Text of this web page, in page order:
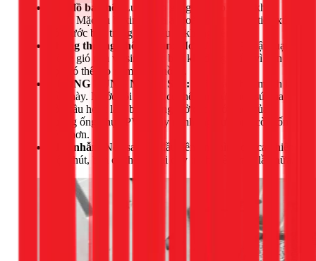
Đeo đồ bảo hộ:
Luôn đeo găng tay cao su và khẩu
trang. Mặc dù baking soda an toàn nhưng việc tiếp xúc
với nước bẩn trong bồn cầu là không nên.
Thông thoáng không gian:
Mở cửa sổ hoặc bật quạt
thông gió nhà vệ sinh, đặc biệt khi dùng giấm vì hỗn
hợp có thể tạo ra mùi hơi nồng.
KHÔNG DÙNG NƯỚC SÔI: Tôi phải nhấn mạnh lại
điều này. Nước sôi 100°C có thể làm nứt men sứ của
bồn cầu hoặc làm biến dạng, hở các khớp nối của
đường ống nhựa PVC, gây ra những hư hỏng còn tốn
kém hơn.
Kiên nhẫn:
Nếu sau lần đầu tiên tình hình chỉ cải thiện
một chút, bạn có thể lặp lại quy trình thêm một lần nữa.